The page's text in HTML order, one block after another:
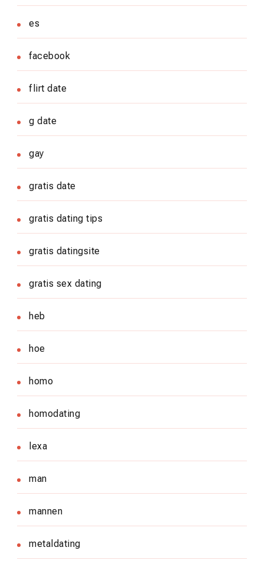
es
facebook
flirt date
g date
gay
gratis date
gratis dating tips
gratis datingsite
gratis sex dating
heb
hoe
homo
homodating
lexa
man
mannen
metaldating